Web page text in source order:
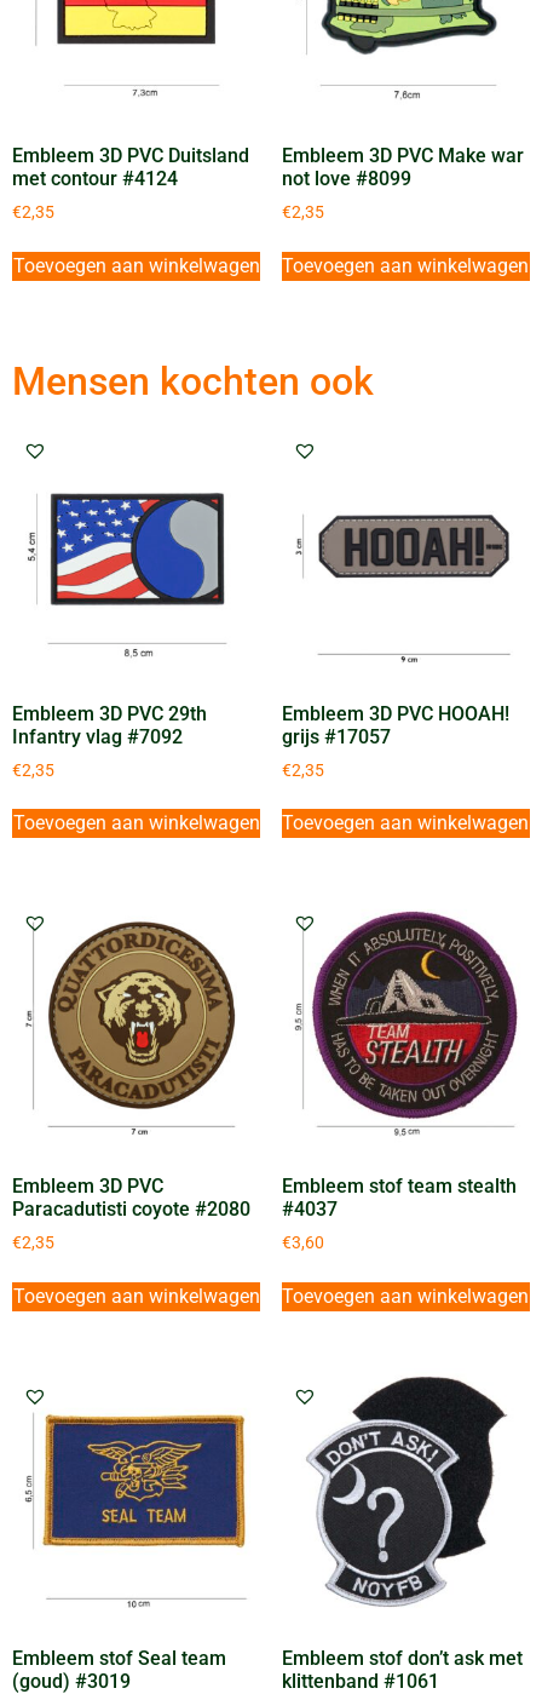
Embleem 3D PVC Duitsland
met contour #4124
€2,35
Toevoegen aan winkelwagen
Embleem 3D PVC Make war
not love #8099
€2,35
Toevoegen aan winkelwagen
Mensen kochten ook
Embleem 3D PVC 29th
Infantry vlag #7092
€2,35
Toevoegen aan winkelwagen
Embleem 3D PVC HOOAH!
grijs #17057
€2,35
Toevoegen aan winkelwagen
Embleem 3D PVC
Paracadutisti coyote #2080
€2,35
Toevoegen aan winkelwagen
Embleem stof team stealth
#4037
€3,60
Toevoegen aan winkelwagen
Embleem stof Seal team
(goud) #3019
Embleem stof don’t ask met
klittenband #1061